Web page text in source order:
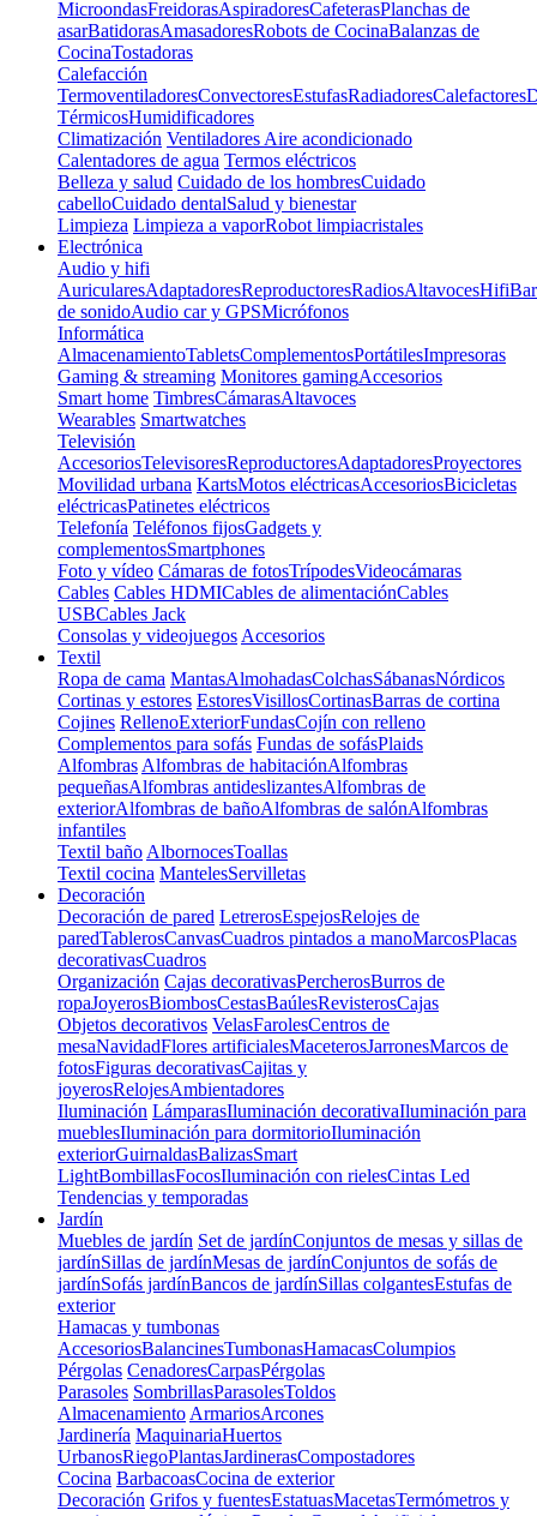
MicroondasFreidorasAspiradoresCafeterasPlanchas de
asarBatidorasAmasadoresRobots de CocinaBalanzas de
CocinaTostadoras
Calefacción
TermoventiladoresConvectoresEstufasRadiadoresCalefactores
TérmicosHumidificadores
Climatización Ventiladores Aire acondicionado
Calentadores de agua Termos eléctricos
Belleza y salud Cuidado de los hombresCuidado
cabelloCuidado dentalSalud y bienestar
Limpieza Limpieza a vaporRobot limpiacristales
Electrónica
Audio y hifi
AuricularesAdaptadoresReproductoresRadiosAltavocesHifi
de sonidoAudio car y GPSMicrófonos
Informática
AlmacenamientoTabletsComplementosPortátilesImpresoras
Gaming & streaming Monitores gamingAccesorios
Smart home TimbresCámarasAltavoces
Wearables Smartwatches
Televisión
AccesoriosTelevisoresReproductoresAdaptadoresProyectores
Movilidad urbana KartsMotos eléctricasAccesoriosBicicletas
eléctricasPatinetes eléctricos
Telefonía Teléfonos fijosGadgets y
complementosSmartphones
Foto y vídeo Cámaras de fotosTrípodesVideocámaras
Cables Cables HDMICables de alimentaciónCables
USBCables Jack
Consolas y videojuegos Accesorios
Textil
Ropa de cama MantasAlmohadasColchasSábanasNórdicos
Cortinas y estores EstoresVisillosCortinasBarras de cortina
Cojines RellenoExteriorFundasCojín con relleno
Complementos para sofás Fundas de sofásPlaids
Alfombras Alfombras de habitaciónAlfombras
pequeñasAlfombras antideslizantesAlfombras de
exteriorAlfombras de bañoAlfombras de salónAlfombras
infantiles
Textil baño AlbornocesToallas
Textil cocina MantelesServilletas
Decoración
Decoración de pared LetrerosEspejosRelojes de
paredTablerosCanvasCuadros pintados a manoMarcosPlacas
decorativasCuadros
Organización Cajas decorativasPercherosBurros de
ropaJoyerosBiombosCestasBaúlesRevisterosCajas
Objetos decorativos VelasFarolesCentros de
mesaNavidadFlores artificialesMaceterosJarronesMarcos de
fotosFiguras decorativasCajitas y
joyerosRelojesAmbientadores
Iluminación LámparasIluminación decorativaIluminación para
mueblesIluminación para dormitorioIluminación
exteriorGuirnaldasBalizasSmart
LightBombillasFocosIluminación con rielesCintas Led
Tendencias y temporadas
Jardín
Muebles de jardín Set de jardínConjuntos de mesas y sillas de
jardínSillas de jardínMesas de jardínConjuntos de sofás de
jardínSofás jardínBancos de jardínSillas colgantesEstufas de
exterior
Hamacas y tumbonas
AccesoriosBalancinesTumbonasHamacasColumpios
Pérgolas CenadoresCarpasPérgolas
Parasoles SombrillasParasolesToldos
Almacenamiento ArmariosArcones
Jardinería MaquinariaHuertos
UrbanosRiegoPlantasJardinerasCompostadores
Cocina BarbacoasCocina de exterior
Decoración Grifos y fuentesEstatuasMacetasTermómetros y